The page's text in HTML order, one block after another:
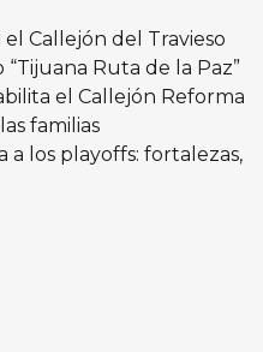
Callejón del Travieso
Ruta de la Paz”
el Callejón Reforma
familias
a los playoffs: fortalezas,